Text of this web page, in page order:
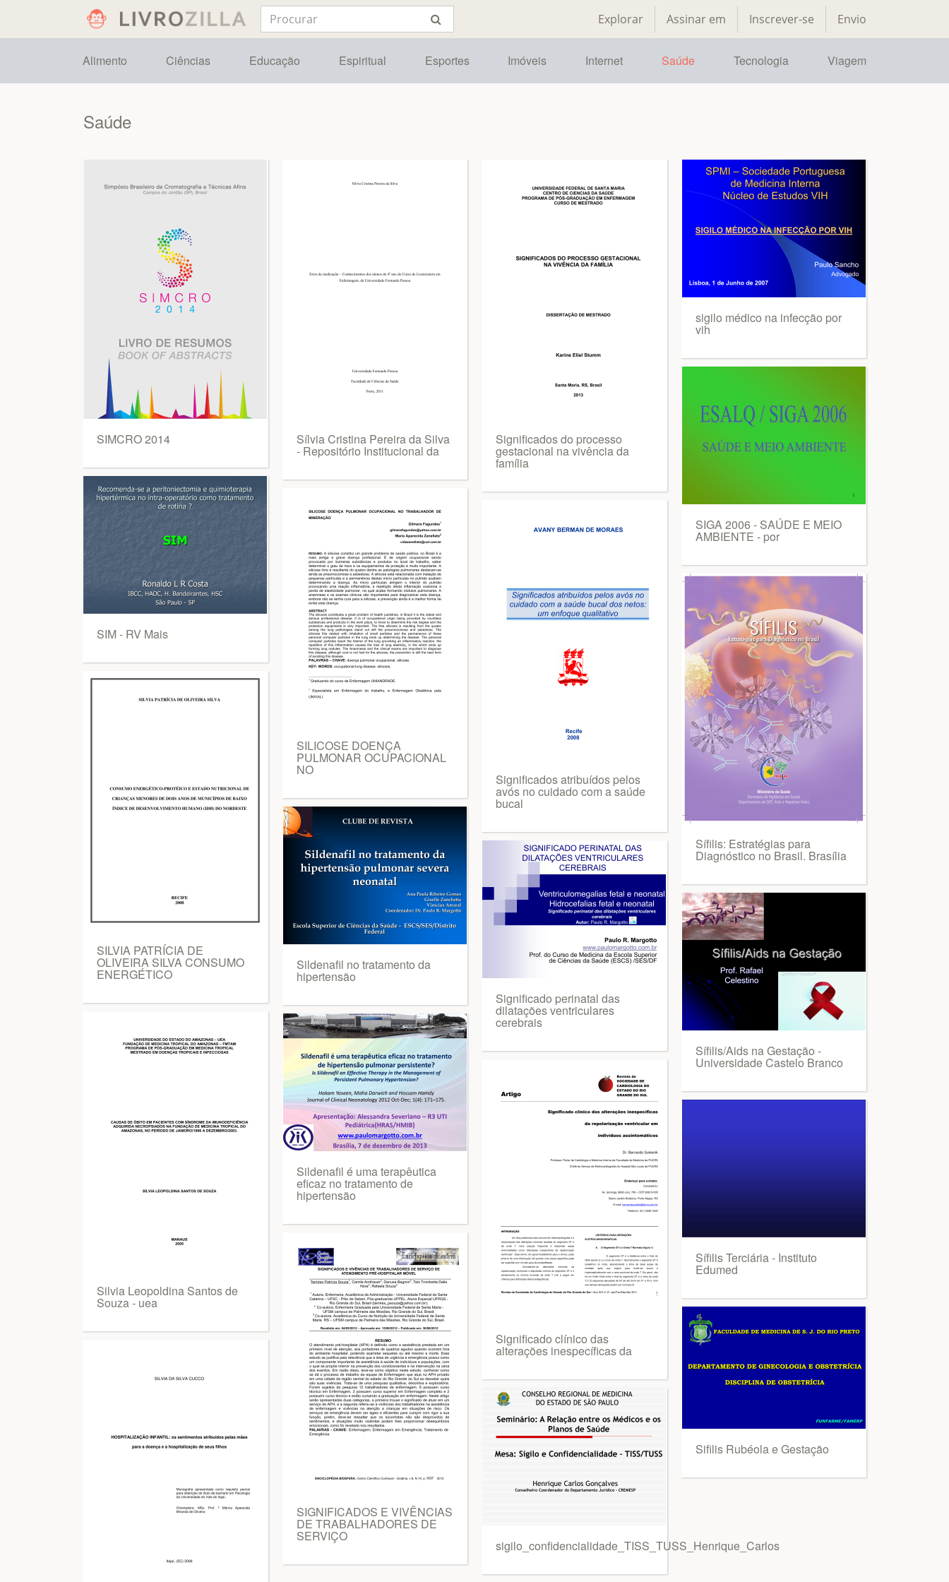
Explorar Assinar em Inscrever-se Envio
Alimento Ciências Educação Espiritual Esportes Imóveis Internet Saúde Tecnologia Viagem
Saúde
SIMCRO 2014
SIM - RV Mais
SILVIA PATRÍCIA DE
OLIVEIRA SILVA CONSUMO
ENERGÉTICO
Silvia Leopoldina Santos de
Souza - uea
Sílvia Cristina Pereira da Silva
- Repositório Institucional da
SILICOSE DOENÇA
PULMONAR OCUPACIONAL
NO
Sildenafil no tratamento da
hipertensão
Sildenafil é uma terapêutica
eficaz no tratamento de
hipertensão
SIGNIFICADOS E VIVÊNCIAS
DE TRABALHADORES DE
SERVIÇO
Significados do processo
gestacional na vivência da
família
Significados atribuídos pelos
avós no cuidado com a saúde
bucal
Significado perinatal das
dilatações ventriculares
cerebrais
Significado clínico das
alterações inespecíficas da
sigilo_confidencialidade_TISS_TUSS_Henrique_Carlos
sigilo médico na infecção por
vih
SIGA 2006 - SAÚDE E MEIO
AMBIENTE - por
Sífilis: Estratégias para
Diagnóstico no Brasil. Brasília
Sífilis/Aids na Gestação -
Universidade Castelo Branco
Sífilis Terciária - Instituto
Edumed
Sifilis Rubéola e Gestação